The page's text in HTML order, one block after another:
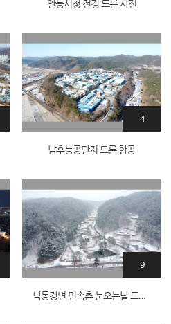
안동시청 전경 드론 사진
남후농공단지 드론 항공
4
낙동강변 민속촌 눈오는날 드론항공
9